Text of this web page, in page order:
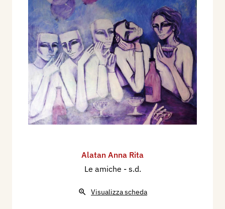
Alatan Anna Rita
Le amiche - s.d.
Visualizza scheda